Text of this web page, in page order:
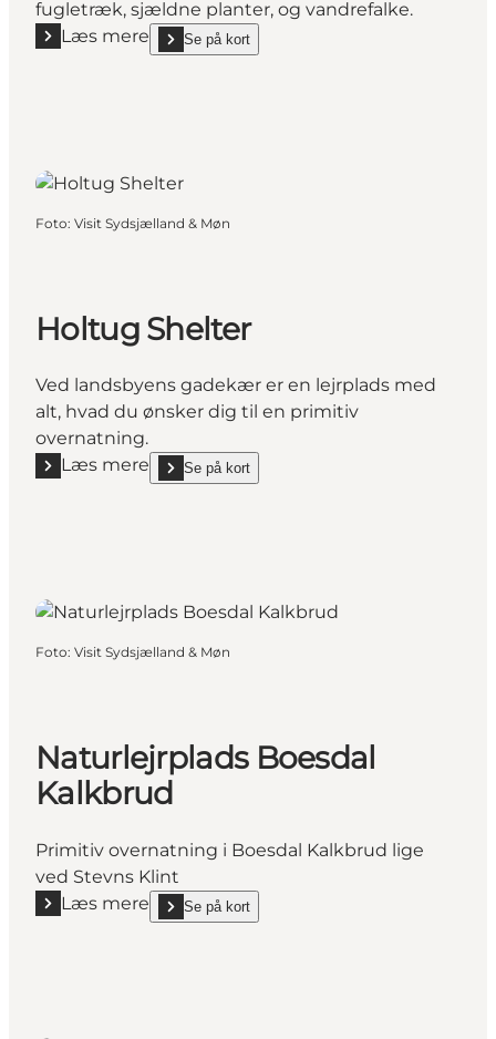
fugletræk, sjældne planter, og vandrefalke.
Læs mere
Læs mere "Flagbanken lejrplads"
Se på kort
show Flagbanken lejrplads on_map
Foto: Visit Sydsjælland & Møn
Holtug Shelter
Ved landsbyens gadekær er en lejrplads med
alt, hvad du ønsker dig til en primitiv
overnatning.
Læs mere
Læs mere "Holtug Shelter"
Se på kort
show Holtug Shelter on_map
Foto: Visit Sydsjælland & Møn
Naturlejrplads Boesdal
Kalkbrud
Primitiv overnatning i Boesdal Kalkbrud lige
ved Stevns Klint
Læs mere
Læs mere "Naturlejrplads Boesdal Kalkbrud"
Se på kort
show Naturlejrplads Boesdal Kalkbrud on_map